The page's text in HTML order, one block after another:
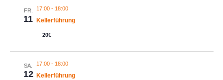
FR.
11
17:00- 18:00
Kellerführung
20€
SA.
12
17:00- 18:00
Kellerführung